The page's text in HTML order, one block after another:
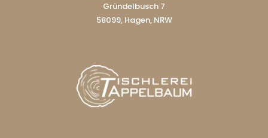
Gründelbusch 7
58099, Hagen, NRW